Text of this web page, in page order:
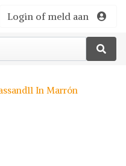
Login of meld aan
In Marrón